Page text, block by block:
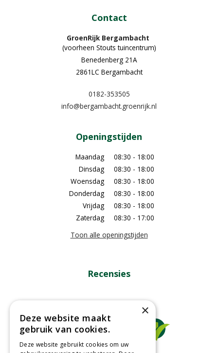
Contact
GroenRijk Bergambacht
(voorheen Stouts tuincentrum)
Benedenberg 21A
2861LC Bergambacht
0182-353505
info@bergambacht.groenrijk.nl
Openingstijden
Maandag
08:30 - 18:00
Dinsdag
08:30 - 18:00
Woensdag
08:30 - 18:00
Donderdag
08:30 - 18:00
Vrijdag
08:30 - 18:00
Zaterdag
08:30 - 17:00
Toon alle openingstijden
Recensies
×
Deze website maakt
gebruik van cookies.
Deze website gebruikt cookies om uw